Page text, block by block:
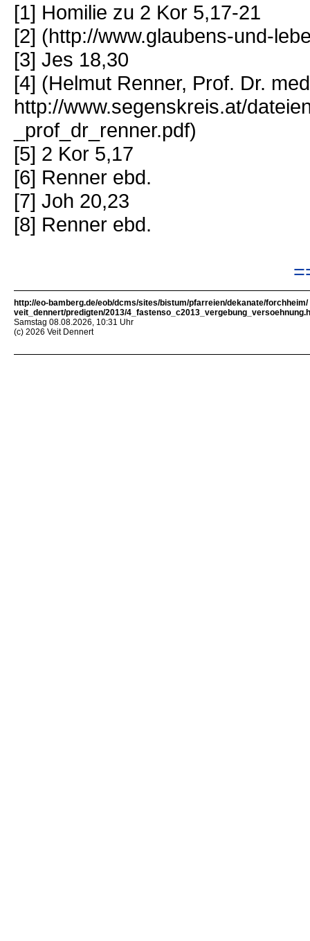
[1] Homilie zu 2 Kor 5,17-21
[2] (http://www.glaubens-und-
[3] Jes 18,30
[4] (Helmut Renner, Prof. Dr.
http://www.segenskreis.at/
_prof_dr_renner.pdf)
[5] 2 Kor 5,17
[6] Renner ebd.
[7] Joh 20,23
[8] Renner ebd.
http://eo-bamberg.de/eob/dcms/sites/bistum/pfarreien/dekanate/forchheim/
veit_dennert/predigten/2013/
Samstag 08.08.2026, 10:31 Uhr
(c) 2026 Veit Dennert